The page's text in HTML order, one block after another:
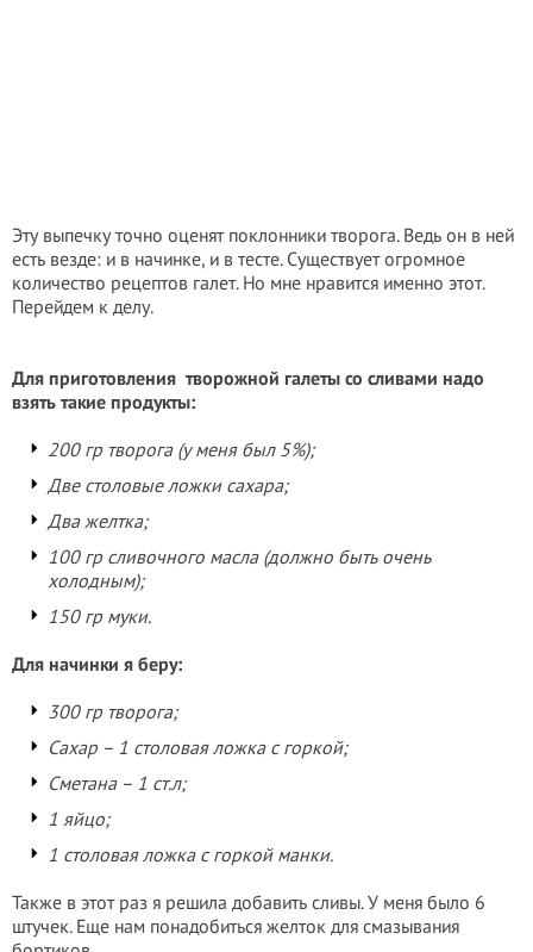
Эту выпечку точно оценят поклонники творога. Ведь он в ней
есть везде: и в начинке, и в тесте. Существует огромное
количество рецептов галет. Но мне нравится именно этот.
Перейдем к делу.
Для приготовления творожной галеты со сливами надо
взять такие продукты:
200 гр творога (у меня был 5%);
Две столовые ложки сахара;
Два желтка;
100 гр сливочного масла (должно быть очень
холодным);
150 гр муки.
Для начинки я беру:
300 гр творога;
Сахар – 1 столовая ложка с горкой;
Сметана – 1 ст.л;
1 яйцо;
1 столовая ложка с горкой манки.
Также в этот раз я решила добавить сливы. У меня было 6
штучек. Еще нам понадобиться желток для смазывания